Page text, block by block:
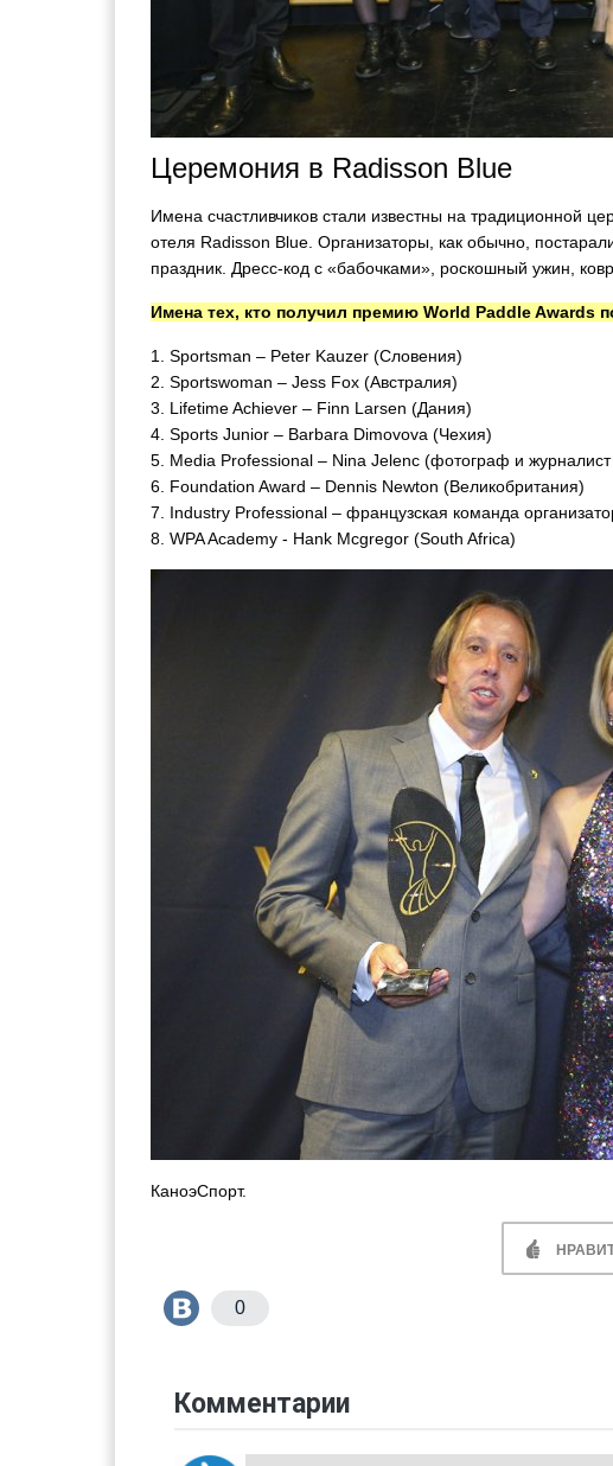
Церемония в Radisson Blue
Имена счастливчиков стали известны на традиционной
отеля Radisson Blue. Организаторы, как обычно,
праздник. Дресс-код с «бабочками», роскошный ужин,
Имена тех, кто получил премию World Paddle Awards
1. Sportsman – Peter Kauzer (Словения)
2. Sportswoman – Jess Fox (Австралия)
3. Lifetime Achiever – Finn Larsen (Дания)
4. Sports Junior – Barbara Dimovova (Чехия)
5. Media Professional – Nina Jelenc (фотограф и
6. Foundation Award – Dennis Newton (Великобритания)
7. Industry Professional – французская команда
8. WPA Academy - Hank Mcgregor (South Africa)
КаноэСпорт.
0
Комментарии